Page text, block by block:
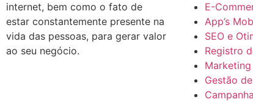
internet, bem como o fato de
estar constantemente presente na
vida das pessoas, para gerar valor
ao seu negócio.
E-
App’s
SEO e
Registro
Gestão